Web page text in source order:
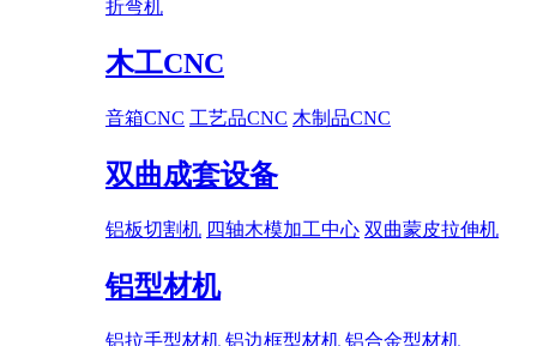
折弯机
木工CNC
音箱CNC 工艺品CNC 木制品CNC
双曲成套设备
铝板切割机 四轴木模加工中心 双曲蒙皮拉伸机
铝型材机
铝拉手型材机 铝边框型材机 铝合金型材机